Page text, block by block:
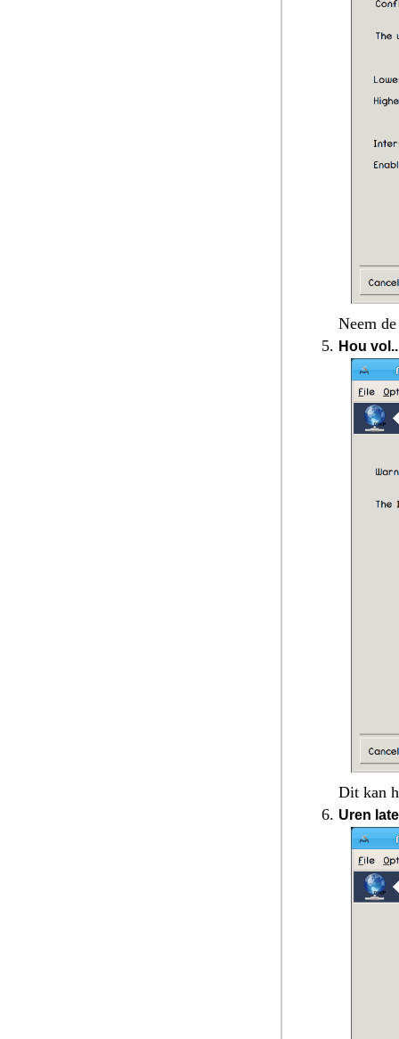
Neem
Hou
Dit kan
Uren